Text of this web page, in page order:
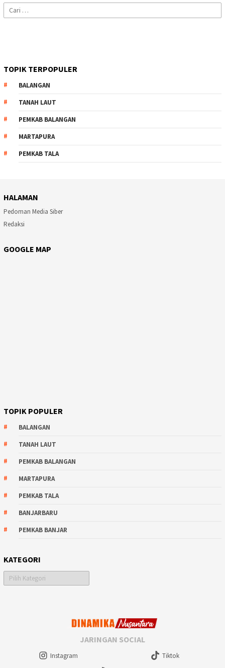
Cari
untuk:
TOPIK TERPOPULER
BALANGAN
TANAH LAUT
PEMKAB BALANGAN
MARTAPURA
PEMKAB TALA
HALAMAN
Pedoman Media Siber
Redaksi
GOOGLE MAP
TOPIK POPULER
BALANGAN
TANAH LAUT
PEMKAB BALANGAN
MARTAPURA
PEMKAB TALA
BANJARBARU
PEMKAB BANJAR
KATEGORI
Kategori
JARINGAN SOCIAL
Instagram
Tiktok